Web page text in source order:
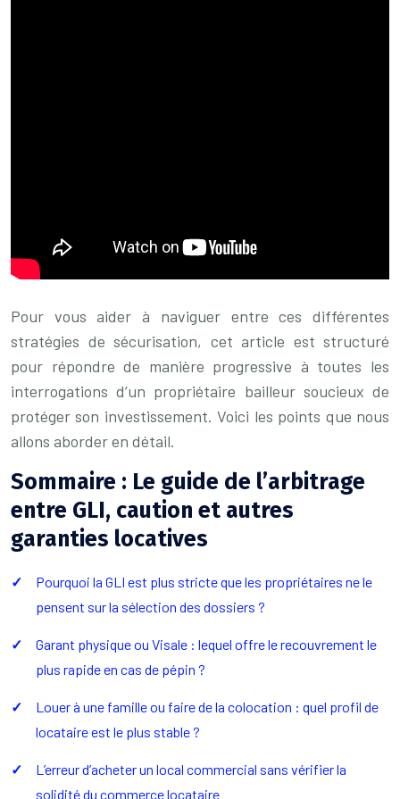
Pour vous aider à naviguer entre ces différentes
stratégies de sécurisation, cet article est structuré
pour répondre de manière progressive à toutes les
interrogations d’un propriétaire bailleur soucieux de
protéger son investissement. Voici les points que nous
allons aborder en détail.
Sommaire : Le guide de l’arbitrage
entre GLI, caution et autres
garanties locatives
Pourquoi la GLI est plus stricte que les propriétaires ne le
pensent sur la sélection des dossiers ?
Garant physique ou Visale : lequel offre le recouvrement le
plus rapide en cas de pépin ?
Louer à une famille ou faire de la colocation : quel profil de
locataire est le plus stable ?
L’erreur d’acheter un local commercial sans vérifier la
solidité du commerce locataire